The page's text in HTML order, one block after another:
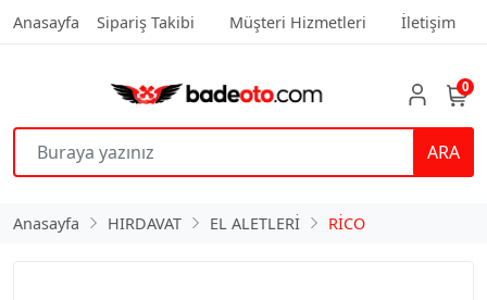
Anasayfa Sipariş Takibi Müşteri Hizmetleri İletişim
ARA
0
Anasayfa HIRDAVAT EL ALETLERİ RİCO